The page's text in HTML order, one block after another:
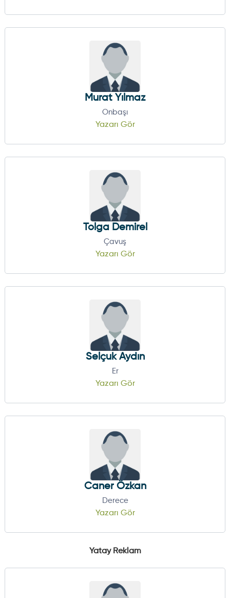
Murat Yılmaz
Onbaşı
Yazarı Gör
Tolga Demirel
Çavuş
Yazarı Gör
Selçuk Aydın
Er
Yazarı Gör
Caner Özkan
Derece
Yazarı Gör
Yatay Reklam